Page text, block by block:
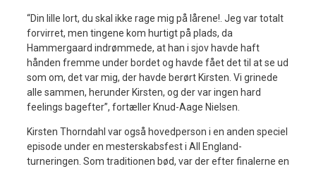
“Din lille lort, du skal ikke rage mig på lårene!. Jeg var totalt
forvirret, men tingene kom hurtigt på plads, da
Hammergaard indrømmede, at han i sjov havde haft
hånden fremme under bordet og havde fået det til at se ud
som om, det var mig, der havde berørt Kirsten. Vi grinede
alle sammen, herunder Kirsten, og der var ingen hard
feelings bagefter”, fortæller Knud-Aage Nielsen.
Kirsten Thorndahl var også hovedperson i en anden speciel
episode under en mesterskabsfest i All England-
turneringen. Som traditionen bød, var der efter finalerne en